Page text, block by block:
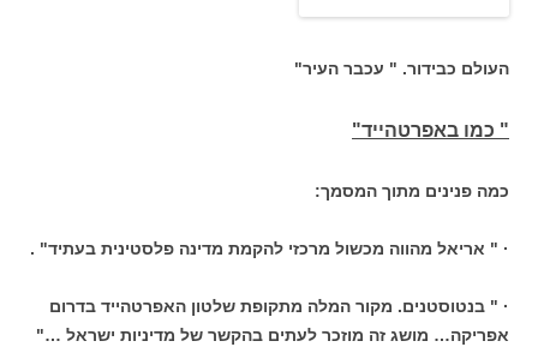
העולם כבידור. " עכבר העיר"
" כמו באפרטהייד"
כמה פנינים מתוך המסמך:
· " אריאל מהווה מכשול מרכזי להקמת מדינה פלסטינית בעתיד" .
· " בנטוסטנים. מקור המלה מתקופת שלטון האפרטהייד בדרום
אפריקה… מושג זה מוזכר לעתים בהקשר של מדיניות ישראל …"